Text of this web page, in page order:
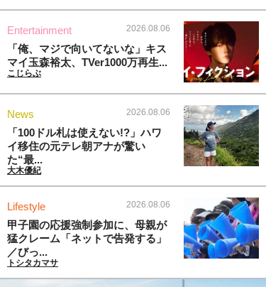
Entertainment 2026.08.06
「俺、マジで向いてないな」キス
マイ玉森裕太、TVer1000万再生...
こじらぶ
News 2026.08.06
「100ドル札は使えない!?」ハワ
イ移住の元テレ朝アナが驚い
た“最...
大木優紀
Lifestyle 2026.08.06
甲子園の応援強制参加に、母親が
猛クレーム「ネットで告発する」
／びっ...
トシタカマサ